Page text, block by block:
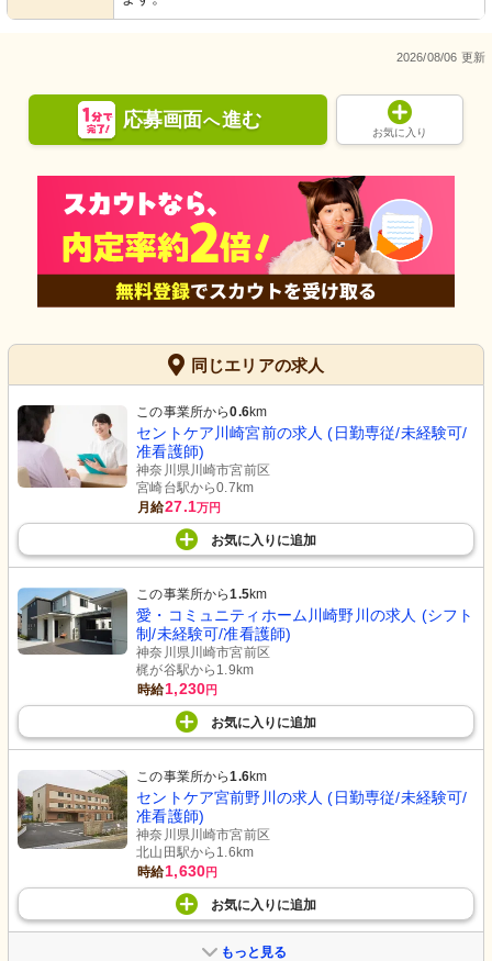
2026/08/06 更新
応募画面へ進む
お気に入り
同じエリアの求人
この事業所から0.6km
セントケア川崎宮前の求人 (日勤専従/未経験可/
准看護師)
神奈川県川崎市宮前区
宮崎台駅から0.7km
月給27.1万円
お気に入り に追加
この事業所から1.5km
愛・コミュニティホーム川崎野川の求人 (シフト
制/未経験可/准看護師)
神奈川県川崎市宮前区
梶が谷駅から1.9km
時給1,230円
お気に入り に追加
この事業所から1.6km
セントケア宮前野川の求人 (日勤専従/未経験可/
准看護師)
神奈川県川崎市宮前区
北山田駅から1.6km
時給1,630円
お気に入り に追加
もっと見る